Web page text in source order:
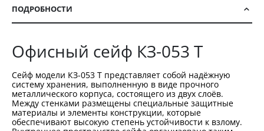
ПОДРОБНОСТИ
Офисный сейф КЗ-053 Т
Сейф модели КЗ-053 Т представляет собой надёжную
систему хранения, выполненную в виде прочного
металлического корпуса, состоящего из двух слоёв.
Между стенками размещены специальные защитные
материалы и элементы конструкции, которые
обеспечивают высокую степень устойчивости к взлому.